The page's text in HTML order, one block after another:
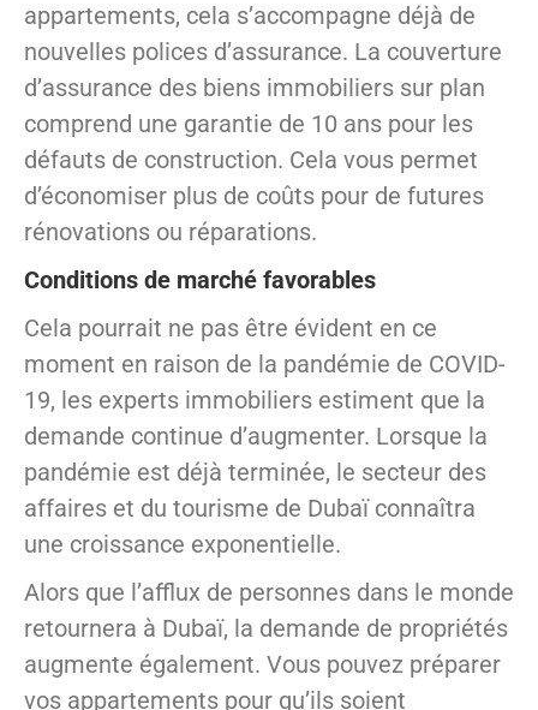
appartements, cela s’accompagne déjà de
nouvelles polices d’assurance. La couverture
d’assurance des biens immobiliers sur plan
comprend une garantie de 10 ans pour les
défauts de construction. Cela vous permet
d’économiser plus de coûts pour de futures
rénovations ou réparations.
Conditions de marché favorables
Cela pourrait ne pas être évident en ce
moment en raison de la pandémie de COVID-
19, les experts immobiliers estiment que la
demande continue d’augmenter. Lorsque la
pandémie est déjà terminée, le secteur des
affaires et du tourisme de Dubaï connaîtra
une croissance exponentielle.
Alors que l’afflux de personnes dans le monde
retournera à Dubaï, la demande de propriétés
augmente également. Vous pouvez préparer
vos appartements pour qu’ils soient